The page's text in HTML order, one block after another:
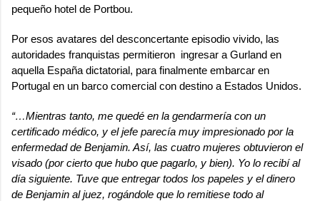
pequeño hotel de Portbou.
Por esos avatares del desconcertante episodio vivido, las
autoridades franquistas permitieron ingresar a Gurland en
aquella España dictatorial, para finalmente embarcar en
Portugal en un barco comercial con destino a Estados Unidos.
“…Mientras tanto, me quedé en la gendarmería con un
certificado médico, y el jefe parecía muy impresionado por la
enfermedad de Benjamin. Así, las cuatro mujeres obtuvieron el
visado (por cierto que hubo que pagarlo, y bien). Yo lo recibí al
día siguiente. Tuve que entregar todos los papeles y el dinero
de Benjamin al juez, rogándole que lo remitiese todo al